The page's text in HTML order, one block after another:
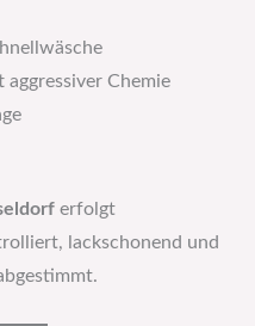
Chemie
erfolgt
lackschonend und